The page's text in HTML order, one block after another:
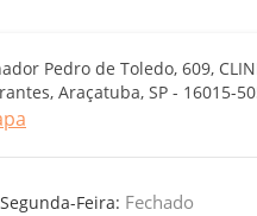
Pedro de Toledo, 609,
Araçatuba, SP - 16015-
Feira: Fechado